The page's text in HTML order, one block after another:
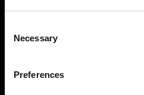
Selection
Necessary
Preferences
Trova il tuo negozio Ripani